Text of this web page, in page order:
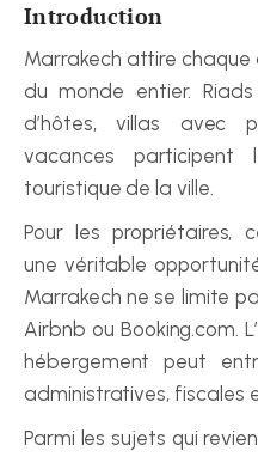
Introduction
Marrakech attire chaque
du monde entier.
d’hôtes, villas avec
vacances participent
touristique de la ville.
Pour les propriétaires,
une véritable
Marrakech ne se limite
Airbnb ou Booking.com.
hébergement peut
administratives, fiscales